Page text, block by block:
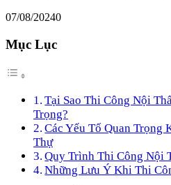
07/08/20240
Mục Lục
Tại Sao Thi Công Nội
Trọng?
Các Yếu Tố Quan
Thự
Quy Trình Thi Công Nội
Những Lưu Ý Khi Thi